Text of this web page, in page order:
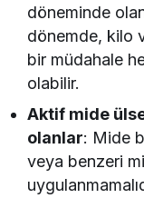
döneminde
dönemde, kilo
bir müdahale
olabilir.
Aktif mide
olanlar: Mide
veya benzeri